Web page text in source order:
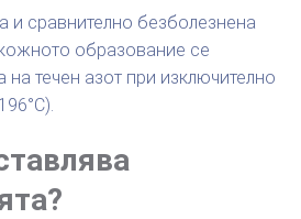
и сравнително безболезнена
образование се
течен азот при изключително